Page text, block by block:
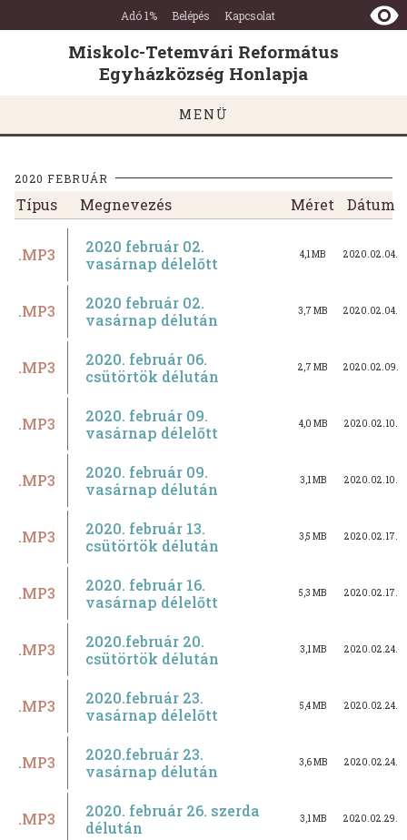
Miskolc-
Tetemvári
Református
Egyházközség
Honlapja
Ugrás a tartalomra
Ugrás a láblécre
Adó 1% Belépés Kapcsolat
Miskolc-Tetemvári Református
Egyházközség Honlapja
MENÜ
2020 FEBRUÁR
Típus Megnevezés Méret Dátum
.MP3
2020 február 02.
vasárnap délelőtt
4,1 MB 2020.02.04.
.MP3
2020 február 02.
vasárnap délután
3,7 MB 2020.02.04.
.MP3
2020. február 06.
csütörtök délután
2,7 MB 2020.02.09.
.MP3
2020. február 09.
vasárnap délelőtt
4,0 MB 2020.02.10.
.MP3
2020. február 09.
vasárnap délután
3,1 MB 2020.02.10.
.MP3
2020. február 13.
csütörtök délután
3,5 MB 2020.02.17.
.MP3
2020. február 16.
vasárnap délelőtt
5,3 MB 2020.02.17.
.MP3
2020.február 20.
csütörtök délután
3,1 MB 2020.02.24.
.MP3
2020.február 23.
vasárnap délelőtt
5,4 MB 2020.02.24.
.MP3
2020.február 23.
vasárnap délután
3,6 MB 2020.02.24.
.MP3
2020. február 26. szerda
délután
3,1 MB 2020.02.29.